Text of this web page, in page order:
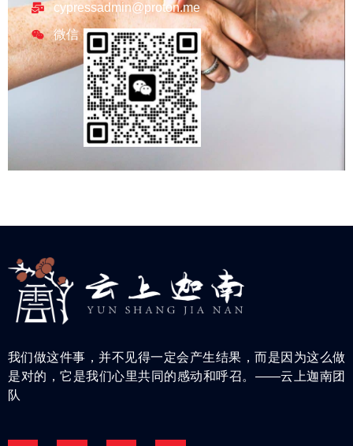
cypressadmin@proton.me
微信
我们做这件事，并不见得一定会产生结果，而是因为这么做
是对的，它是我们心里共同的感动和呼召。——云上迦南团
队